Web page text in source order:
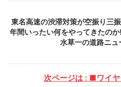
東名高速の渋滞対策が空振り三
年間いったい何をやってきたの
水草一の道路ニュ
次ページは : ■ワイ